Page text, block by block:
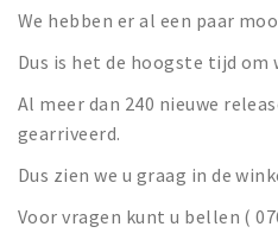
Toeristische routes
Natuurgebieden
Baroniepoorten
Sport
We hebben er al een paar
Dus is het de hoogste tijd om
Al meer dan 240 nieuwe
gearriveerd.
Dus zien we u graag in de
Voor vragen kunt u bellen (